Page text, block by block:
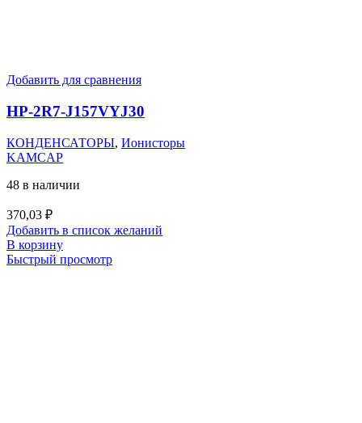
Добавить для сравнения
HP-2R7-J157VYJ30
КОНДЕНСАТОРЫ, Ионисторы
KAMCAP
48 в наличии
370,03 ₽
Добавить в список желаний
В корзину
Быстрый просмотр